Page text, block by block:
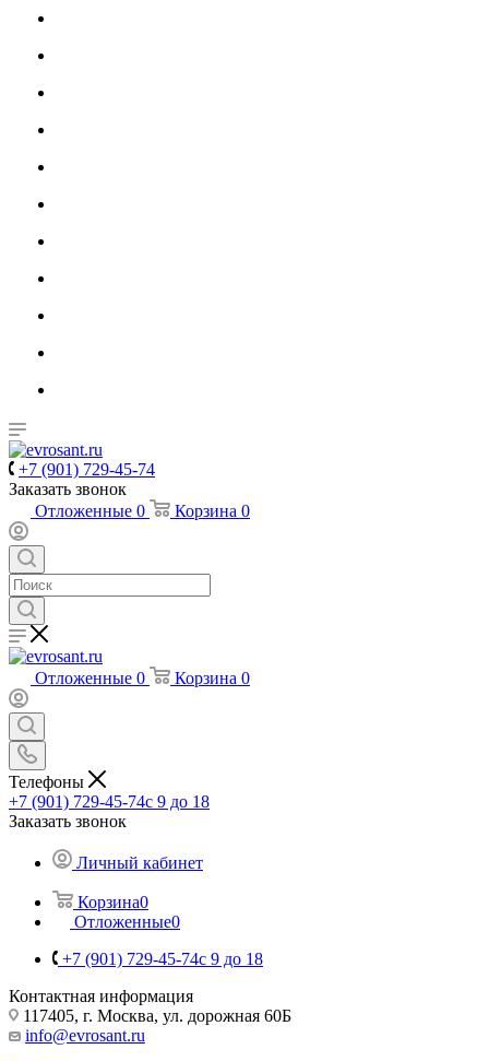
+7 (901) 729-45-74
Заказать звонок
Отложенные 0 Корзина 0
Отложенные 0 Корзина 0
Телефоны
+7 (901) 729-45-74c 9 до 18
Заказать звонок
Личный кабинет
Корзина0
Отложенные0
+7 (901) 729-45-74c 9 до 18
Контактная информация
117405, г. Москва, ул. дорожная 60Б
info@evrosant.ru